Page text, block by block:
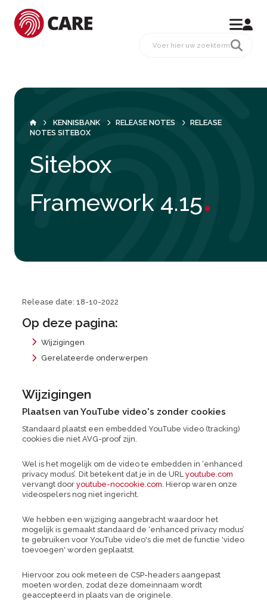
KENNISBANK RELEASE NOTES
RELEASE
NOTES SITEBOX
Sitebox
Framework 4.15.
Release date: 18-10-2022
Op deze pagina:
Wijzigingen
Gerelateerde onderwerpen
Wijzigingen
Plaatsen van YouTube video's zonder cookies
Standaard plaatst een embedded YouTube video (tracking)
cookies die niet AVG-proof zijn.
Wel is het mogelijk om de video te embedden in ‘enhanced
privacy modus’. Dit betekent dat je in de URL youtube.com
vervangt door youtube-nocookie.com. Hierop waren onze
videospelers nog niet ingericht.
We hebben een wijziging aangebracht waardoor het
mogelijk is gemaakt standaard de ‘enhanced privacy modus’
te gebruiken voor YouTube video's die met de functie 'video
toevoegen' worden geplaatst.
Hiervoor zou ook meteen de CSP-headers aangepast
moeten worden, zodat deze domeinnaam wordt
geaccepteerd in plaats van de originele.